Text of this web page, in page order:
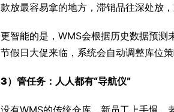
款放最容易拿的地方，滞销品往深处放，
更智能的是，WMS会根据历史数据预
节假日大促来临，系统会自动调整库位
3） 管任务：人人都有“导航仪”
没有WMS的传统仓库，新员工上手慢